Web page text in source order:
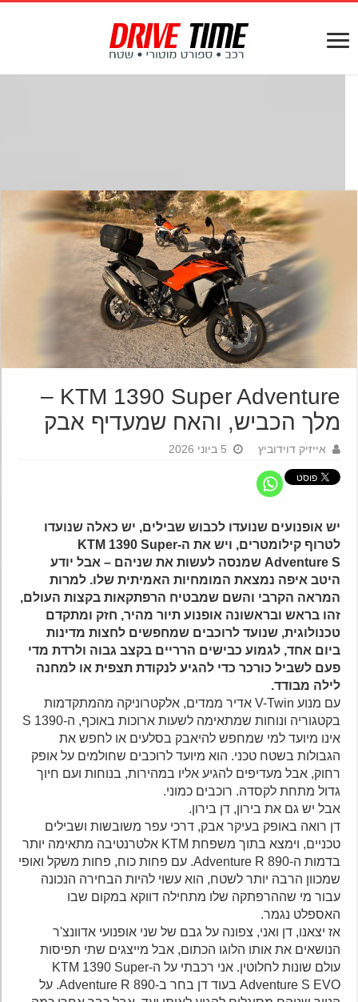
KTM 1390 Super Adventure –
מלך הכביש, והאח שמעדיף אבק
אייזיק דוידוביץ 5 ביוני 2026
יש אופנועים שנועדו לכבוש שבילים, יש כאלה שנועדו
לטרוף קילומטרים, ויש את ה-KTM 1390 Super
Adventure S שמנסה לעשות את שניהם – אבל יודע
היטב איפה נמצאת המומחיות האמיתית שלו. למרות
המראה הקרבי והשם שמבטיח הרפתקאות בקצות העולם,
זהו בראש ובראשונה אופנוע תיור מהיר, חזק ומתקדם
טכנולוגית, שנועד לרוכבים שמחפשים לחצות מדינות
ביום אחד, לגמוע כבישים הרריים בקצב גבוה ולרדת מדי
פעם לשביל כורכר כדי להגיע לנקודת תצפית או למחנה
לילה מבודד.
עם מנוע V-Twin אדיר ממדים, אלקטרוניקה מהמתקדמות
בקטגוריה ונוחות שמתאימה לשעות ארוכות באוכף, ה-1390 S
אינו מיועד למי שמחפש להיאבק בסלעים או לחפש את
הגבולות בשטח טכני. הוא מיועד לרוכבים שחולמים על אופק
רחוק, אבל מעדיפים להגיע אליו במהירות, בנוחות ועם חיוך
גדול מתחת לקסדה. רוכבים כמוני.
אבל יש גם את בירון, דן בירון.
דן רואה באופק בעיקר אבק, דרכי עפר משובשות ושבילים
טכניים, וימצא בתוך משפחת KTM אלטרנטיבה מתאימה יותר
בדמות ה-890 Adventure R. עם פחות כוח, פחות משקל ואופי
שמכוון הרבה יותר לשטח, הוא עשוי להיות הבחירה הנכונה
עבור מי שההרפתקה שלו מתחילה דווקא במקום שבו
האספלט נגמר.
אז יצאנו, דן ואני, צפונה על גבם של שני אופנועי אדוונצ'ר
הנושאים את אותו הלוגו הכתום, אבל מייצגים שתי תפיסות
עולם שונות לחלוטין. אני רכבתי על ה-KTM 1390 Super
Adventure S EVO בעוד דן בחר ב-890 Adventure R. על